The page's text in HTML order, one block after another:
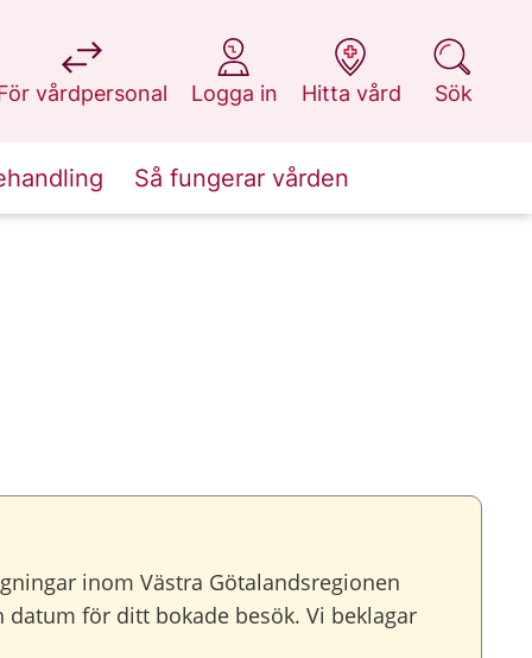
vårdpersonal
på 1177.se
Logga in
på 1177.se
Hitta vård
på 1177.se
Sök
på 1177.se
Så fungerar vården
inom Västra Götalandsregionen
för ditt bokade besök. Vi beklagar